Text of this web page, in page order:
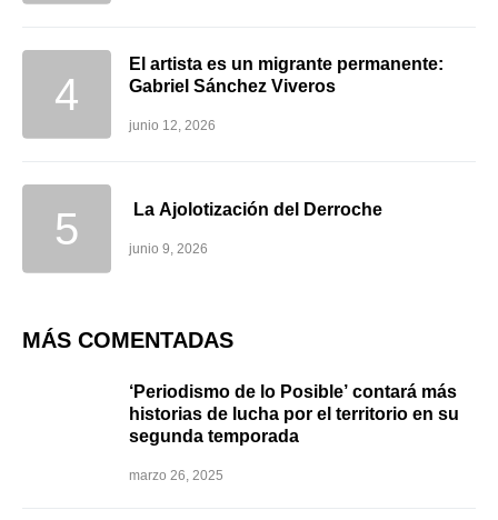
El artista es un migrante permanente:
Gabriel Sánchez Viveros
junio 12, 2026
La Ajolotización del Derroche
junio 9, 2026
MÁS COMENTADAS
‘Periodismo de lo Posible’ contará más
historias de lucha por el territorio en su
segunda temporada
marzo 26, 2025